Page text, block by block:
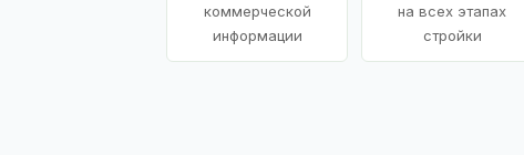
коммерческой
информации
на всех этапах
стройки